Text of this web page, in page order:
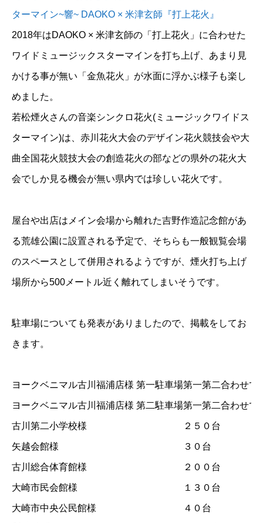
ターマイン~響~ DAOKO × 米津玄師『打上花火』
2018年はDAOKO × 米津玄師の「打上花火」に合わせた
ワイドミュージックスターマインを打ち上げ、あまり見
かける事が無い「金魚花火」が水面に浮かぶ様子も楽し
めました。
若松煙火さんの音楽シンクロ花火(ミュージックワイドス
ターマイン)は、赤川花火大会のデザイン花火競技会や大
曲全国花火競技大会の創造花火の部などの県外の花火大
会でしか見る機会が無い県内では珍しい花火です。
屋台や出店はメイン会場から離れた吉野作造記念館があ
る荒雄公園に設置される予定で、そちらも一般観覧会場
のスペースとして併用されるようですが、煙火打ち上げ
場所から500メートル近く離れてしまいそうです。
駐車場についても発表がありましたので、掲載をしてお
きます。
ヨークベニマル古川福浦店様 第一駐車場第一第二合わせて
ヨークベニマル古川福浦店様 第二駐車場第一第二合わせて
古川第二小学校様 ２５０台
矢越会館様 ３０台
古川総合体育館様 ２００台
大崎市民会館様 １３０台
大崎市中央公民館様 ４０台